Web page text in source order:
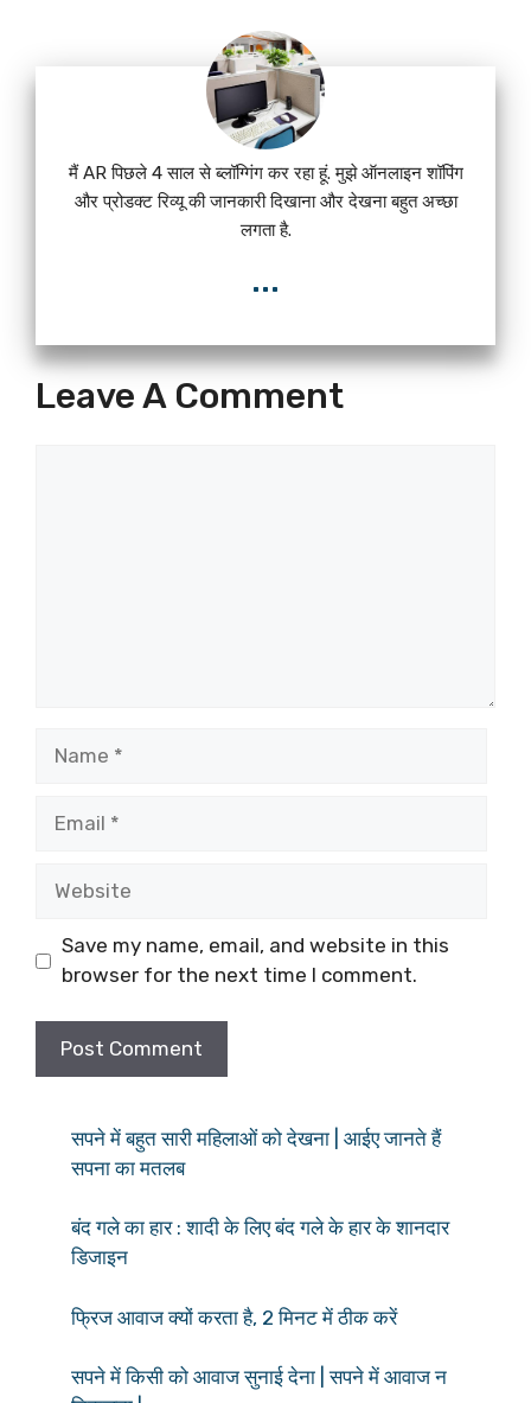
मैं AR पिछले 4 साल से ब्लॉग्गिंग कर रहा हूं. मुझे ऑनलाइन शॉपिंग
और प्रोडक्ट रिव्यू की जानकारी दिखाना और देखना बहुत अच्छा
लगता है.
...
Leave A Comment
Save my name, email, and website in this
browser for the next time I comment.
सपने में बहुत सारी महिलाओं को देखना | आईए जानते हैं
सपना का मतलब
बंद गले का हार : शादी के लिए बंद गले के हार के शानदार
डिजाइन
फ्रिज आवाज क्यों करता है, 2 मिनट में ठीक करें
सपने में किसी को आवाज सुनाई देना | सपने में आवाज न